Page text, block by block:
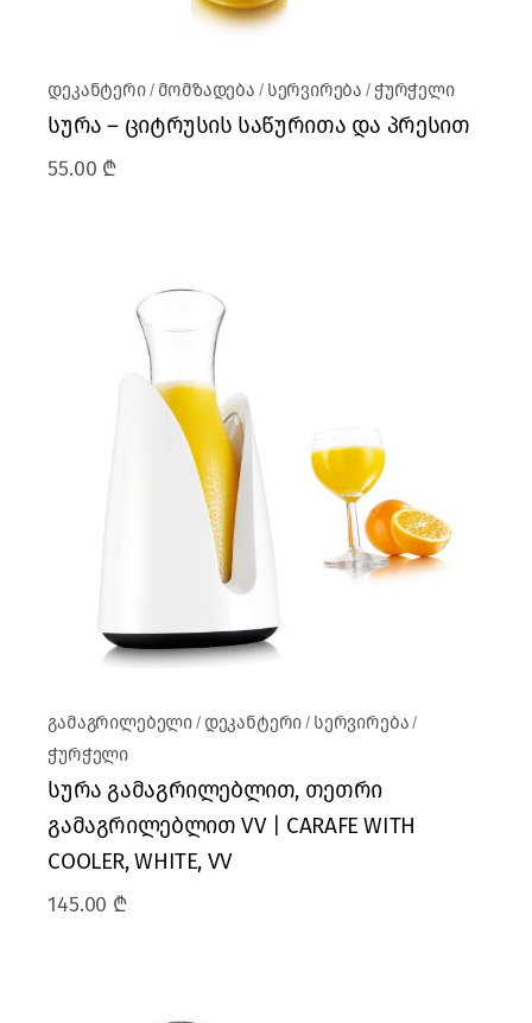
დეკანტერი მომზადება სერვირება ჭურჭელი
სურა – ციტრუსის საწურითა და პრესით
55.00 ₾
გამაგრილებელი დეკანტერი
სერვირება
ჭურჭელი
სურა გამაგრილებლით, თეთრი
გამაგრილებლით VV | CARAFE WITH
COOLER, WHITE, VV
145.00 ₾